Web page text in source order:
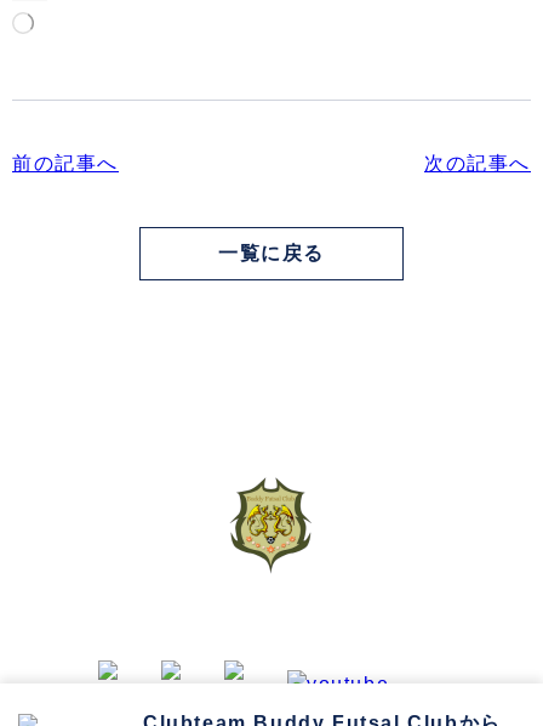
中…
前の記事へ 次の記事へ
一覧に戻る
お問い合わせプライバシーポリシー